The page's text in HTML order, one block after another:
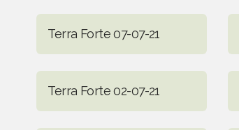
Terra Forte 07-07-21
Terra Forte 02-07-21